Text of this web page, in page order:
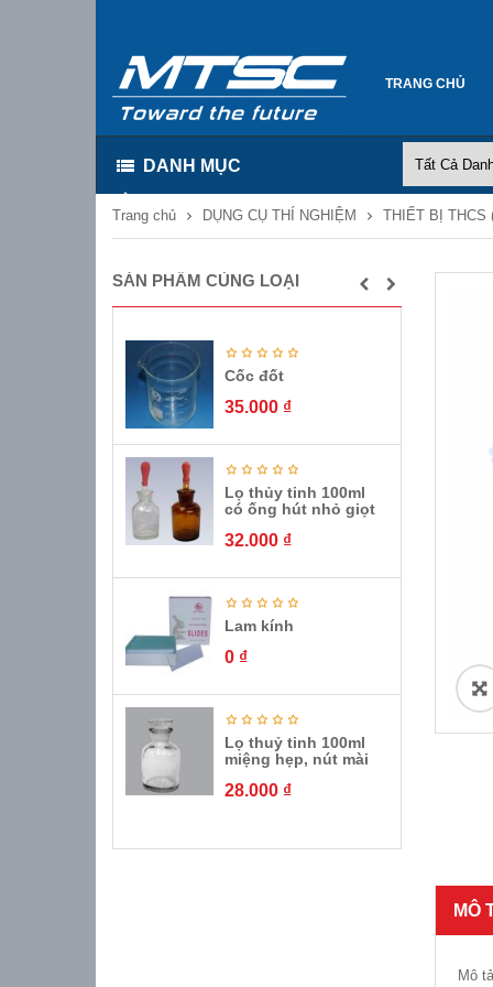
TRANG CHỦ
DANH MỤC
Trang chủ DỤNG CỤ THÍ NGHIỆM THIẾT BỊ THCS
SẢN PHẨM CÙNG LOẠI
Cốc đốt
35.000 ₫
Lọ thủy tinh 100ml
có ống hút nhỏ giọt
32.000 ₫
Lam kính
0 ₫
Lọ thuỷ tinh 100ml
miệng hẹp, nút mài
28.000 ₫
MÔ
Mô tả